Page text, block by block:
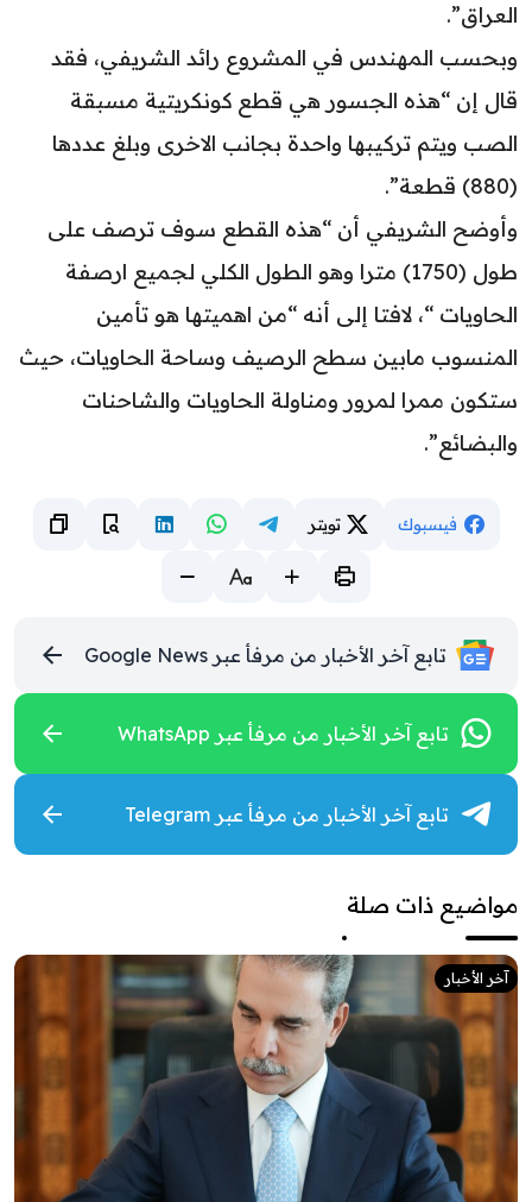
العراق”.
وبحسب المهندس في المشروع رائد الشريفي، فقد
قال إن “هذه الجسور هي قطع كونكريتية مسبقة
الصب ويتم تركيبها واحدة بجانب الاخرى وبلغ عددها
(880) قطعة”.
وأوضح الشريفي أن “هذه القطع سوف ترصف على
طول (1750) مترا وهو الطول الكلي لجميع ارصفة
الحاويات “، لافتا إلى أنه “من اهميتها هو تأمين
المنسوب مابين سطح الرصيف وساحة الحاويات، حيث
ستكون ممرا لمرور ومناولة الحاويات والشاحنات
والبضائع”.
فيسبوك تويتر
تابع آخر الأخبار من مرفأ عبر Google News
تابع آخر الأخبار من مرفأ عبر WhatsApp
تابع آخر الأخبار من مرفأ عبر Telegram
مواضيع ذات صلة
آخر الأخبار